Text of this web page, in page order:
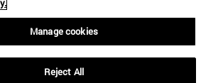
Manage cookies
Reject All